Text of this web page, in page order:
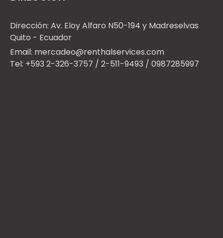
Dirección: Av. Eloy Alfaro N50-194 y Madreselvas
Quito - Ecuador
Email: mercadeo@renthalservices.com
Tel: +593 2-326-3757 / 2-511-9493 / 0987285997